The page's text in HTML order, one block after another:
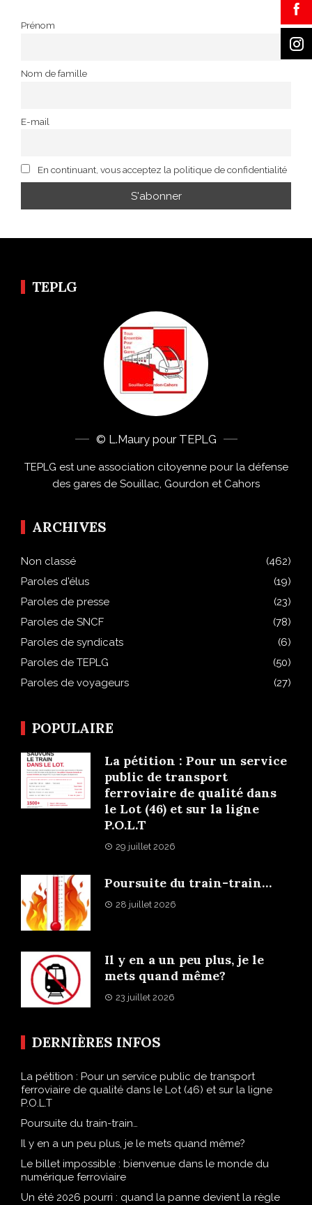
Prénom
Nom de famille
E-mail
En continuant, vous acceptez la politique de confidentialité
TEPLG
© L.Maury pour TEPLG
TEPLG est une association citoyenne pour la défense
des gares de Souillac, Gourdon et Cahors
ARCHIVES
Non classé
(462)
Paroles d'élus
(19)
Paroles de presse
(23)
Paroles de SNCF
(78)
Paroles de syndicats
(6)
Paroles de TEPLG
(50)
Paroles de voyageurs
(27)
POPULAIRE
La pétition : Pour un service
public de transport
ferroviaire de qualité dans
le Lot (46) et sur la ligne
P.O.L.T
29 juillet 2026
Poursuite du train-train…
28 juillet 2026
Il y en a un peu plus, je le
mets quand même?
23 juillet 2026
DERNIÈRES INFOS
La pétition : Pour un service public de transport
ferroviaire de qualité dans le Lot (46) et sur la ligne
P.O.L.T
Poursuite du train-train…
Il y en a un peu plus, je le mets quand même?
Le billet impossible : bienvenue dans le monde du
numérique ferroviaire
Un été 2026 pourri : quand la panne devient la règle